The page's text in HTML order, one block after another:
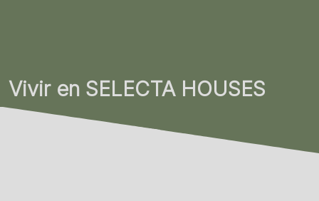
Vivir en SELECTA HOUSES